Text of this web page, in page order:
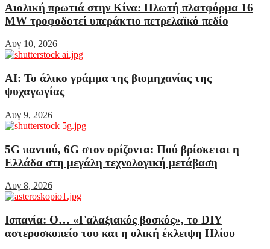
Αιολική πρωτιά στην Κίνα: Πλωτή πλατφόρμα 16
MW τροφοδοτεί υπεράκτιο πετρελαϊκό πεδίο
Αυγ 10, 2026
AI: Το άλικο γράμμα της βιομηχανίας της
ψυχαγωγίας
Αυγ 9, 2026
5G παντού, 6G στον ορίζοντα: Πού βρίσκεται η
Ελλάδα στη μεγάλη τεχνολογική μετάβαση
Αυγ 8, 2026
Ισπανία: Ο… «Γαλαξιακός βοσκός», το DIY
αστεροσκοπείο του και η ολική έκλειψη Ηλίου